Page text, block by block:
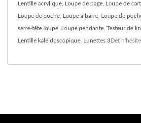
Lentille acrylique Loupe de page Loupe de
Loupe de poche Loupe à barre Loupe de
serre-tête loupe Loupe pendante Testeur de lin
Lentille kaléidoscopique Lunettes 3Det